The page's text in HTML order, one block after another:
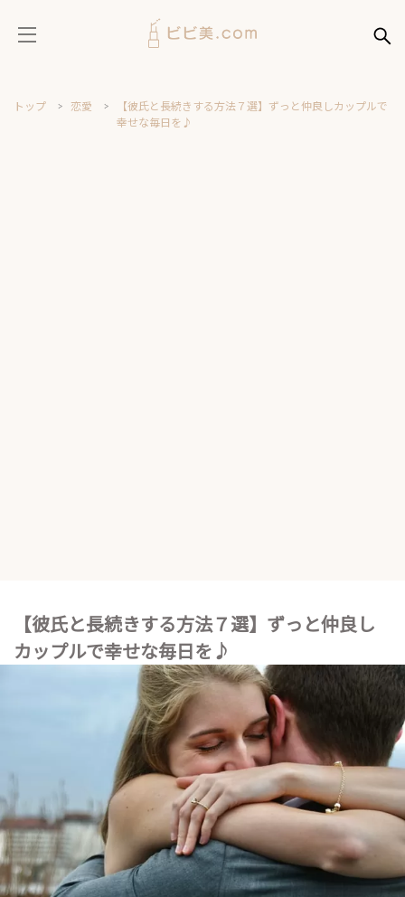
トップ 恋愛
【彼氏と長続きする方法７選】ずっと仲良しカップルで
幸せな毎日を♪
【彼氏と長続きする方法７選】ずっと仲良し
カップルで幸せな毎日を♪